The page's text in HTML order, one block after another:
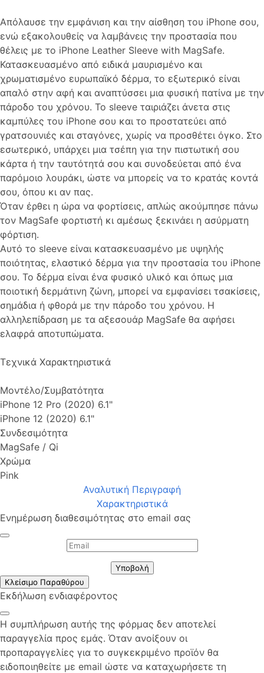
Απόλαυσε την εμφάνιση και την αίσθηση του iPhone σου,
ενώ εξακολουθείς να λαμβάνεις την προστασία που
θέλεις με το iPhone Leather Sleeve with MagSafe.
Κατασκευασμένο από ειδικά μαυρισμένο και
χρωματισμένο ευρωπαϊκό δέρμα, το εξωτερικό είναι
απαλό στην αφή και αναπτύσσει μια φυσική πατίνα με την
πάροδο του χρόνου. Το sleeve ταιριάζει άνετα στις
καμπύλες του iPhone σου και το προστατεύει από
γρατσουνιές και σταγόνες, χωρίς να προσθέτει όγκο. Στο
εσωτερικό, υπάρχει μια τσέπη για την πιστωτική σου
κάρτα ή την ταυτότητά σου και συνοδεύεται από ένα
παρόμοιο λουράκι, ώστε να μπορείς να το κρατάς κοντά
σου, όπου κι αν πας.
Όταν έρθει η ώρα να φορτίσεις, απλώς ακούμπησε πάνω
τον MagSafe φορτιστή κι αμέσως ξεκινάει η ασύρματη
φόρτιση.
Αυτό το sleeve είναι κατασκευασμένο με υψηλής
ποιότητας, ελαστικό δέρμα για την προστασία του iPhone
σου. Το δέρμα είναι ένα φυσικό υλικό και όπως μια
ποιοτική δερμάτινη ζώνη, μπορεί να εμφανίσει τσακίσεις,
σημάδια ή φθορά με την πάροδο του χρόνου. Η
αλληλεπίδραση με τα αξεσουάρ MagSafe θα αφήσει
ελαφρά αποτυπώματα.
Τεχνικά Χαρακτηριστικά
Μοντέλο/Συμβατότητα
iPhone 12 Pro (2020) 6.1"
iPhone 12 (2020) 6.1"
Συνδεσιμότητα
MagSafe / Qi
Χρώμα
Pink
Αναλυτική Περιγραφή
Χαρακτηριστικά
Ενημέρωση διαθεσιμότητας στο email σας
Υποβολή
Κλείσιμο Παραθύρου
Εκδήλωση ενδιαφέροντος
Η συμπλήρωση αυτής της φόρμας δεν αποτελεί
παραγγελία προς εμάς. Όταν ανοίξουν οι
προπαραγγελίες για το συγκεκριμένο προϊόν θα
ειδοποιηθείτε με email ώστε να καταχωρήσετε τη